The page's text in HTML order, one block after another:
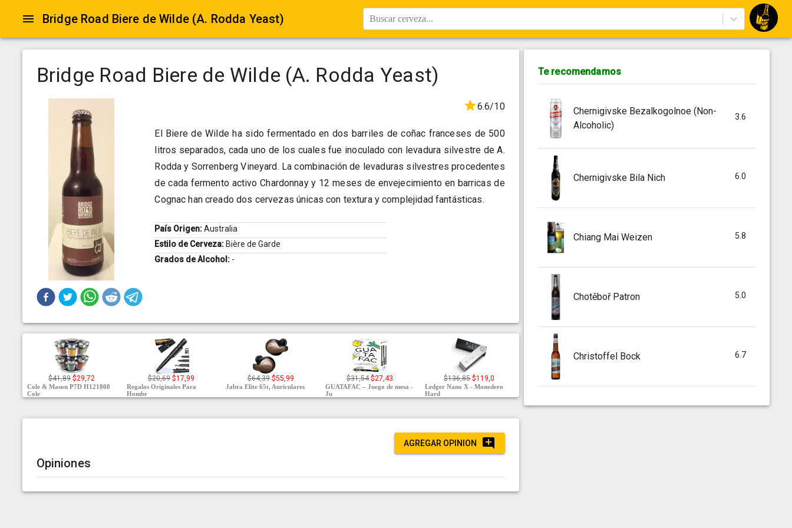
Bridge Road Biere de Wilde (A. Rodda Yeast) Buscar cerveza...
Bridge Road Biere de Wilde (A. Rodda Yeast)
6.6/10
El Biere de Wilde ha sido fermentado en dos barriles de coñac franceses de 500
litros separados, cada uno de los cuales fue inoculado con levadura silvestre de A.
Rodda y Sorrenberg Vineyard. La combinación de levaduras silvestres procedentes
de cada fermento activo Chardonnay y 12 meses de envejecimiento en barricas de
Cognac han creado dos cervezas únicas con textura y complejidad fantásticas.
País Origen:Australia
Estilo de Cerveza: Bière de Garde
Grados de Alcohol: -
$41,89 $29,72
Cole & Mason P7D H121808
Cole
$20,69 $17,99
Regalos Originales Para
Hombr
$64,39 $55,99
Jabra Elite 65t, Auriculares
$31,54 $27,43
GUATAFAC – Juego de mesa -
Ju
$136,85 $119,0
Ledger Nano X - Monedero
Hard
AGREGAR OPINION
Opiniones
Te recomendamos
Chernigivske Bezalkogolnoe (Non-
Alcoholic)
3.6
Chernigivske Bila Nich 6.0
Chiang Mai Weizen 5.8
Chotěboř Patron 5.0
Christoffel Bock 6.7